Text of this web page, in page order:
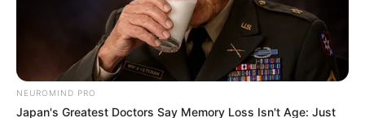
NEUROMIND PRO
Japan's Greatest Doctors Say Memory Loss Isn't Age: Just